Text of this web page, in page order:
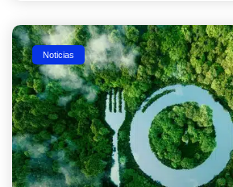
Noticias